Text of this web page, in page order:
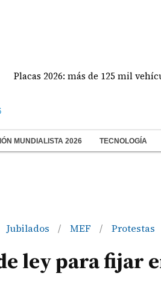
2026: más de 125 mil vehículos
MUNDIALISTA 2026 TECNOLOGÍA
Jubilados / MEF / Protestas
ley para fijar